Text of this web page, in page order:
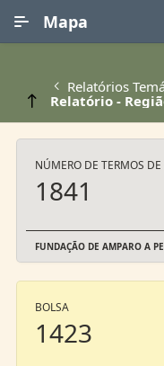
Mapa
Relatórios
Relatório -
NÚMERO DE TERMOS
1841
FUNDAÇÃO DE AMPARO A
BOLSA
1423